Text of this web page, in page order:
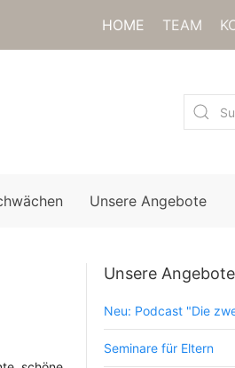
HOME TEAM
Unsere Angebote
Unsere Angebote
Neu: Podcast "Die
Seminare für Eltern